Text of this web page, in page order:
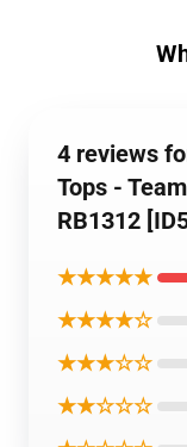
4 reviews
Tops -
RB1312
★★★★★
★★★★☆
★★★☆☆
★★☆☆☆